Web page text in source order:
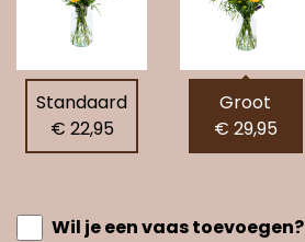
Standaard
€ 22,95
Groot
€ 29,95
Wil je een vaas toevoegen?